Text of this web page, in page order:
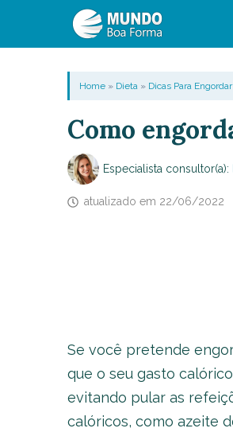
Home» Dieta» Dicas Para Engordar
Como
Especialista consultor(a):
atualizado em 22/06/2022
Se você pretende
que o seu gasto
evitando pular as
calóricos, como azeite